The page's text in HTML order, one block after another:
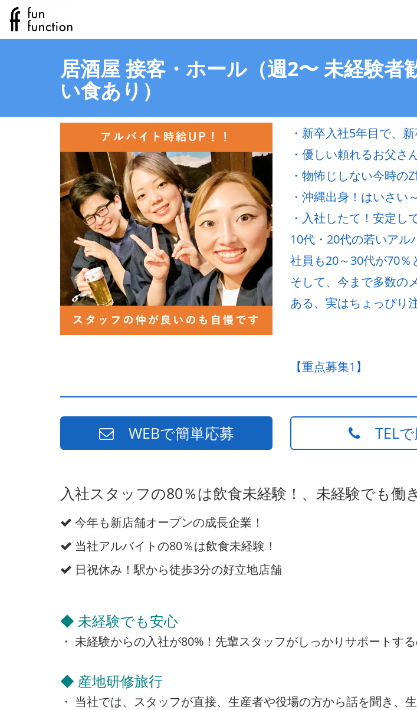
居酒屋 接客・ホール（週2〜 未経験
い食あり）
・新卒入社5年目で、
・優しい頼れるお父さ
・物怖じしない今時の
・沖縄出身！はいさい
・入社したて！安定し
10代・20代の若いアル
社員も20～30代が70
そして、今まで多数の
ある、実はちょっぴり
【重点募集1】
WEBで簡単応募 TEL
入社スタッフの80％は飲食未経験！、未経験でも働
今年も新店舗オープンの成長企業！
当社アルバイトの80％は飲食未経験！
日祝休み！駅から徒歩3分の好立地店舗
◆ 未経験でも安心
・ 未経験からの入社が80%！先輩スタッフがしっかりサポートする
◆ 産地研修旅行
・ 当社では、スタッフが直接、生産者や役場の方から話を聞き